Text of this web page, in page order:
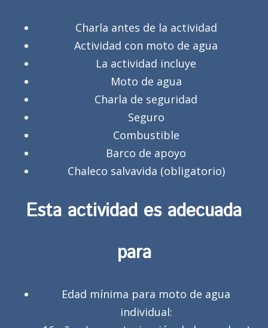
Charla antes de la actividad
Actividad con moto de agua
La actividad incluye
Moto de agua
Charla de seguridad
Seguro
Combustible
Barco de apoyo
Chaleco salvavida (obligatorio)
Esta actividad es adecuada
para
Edad mínima para moto de agua
individual: